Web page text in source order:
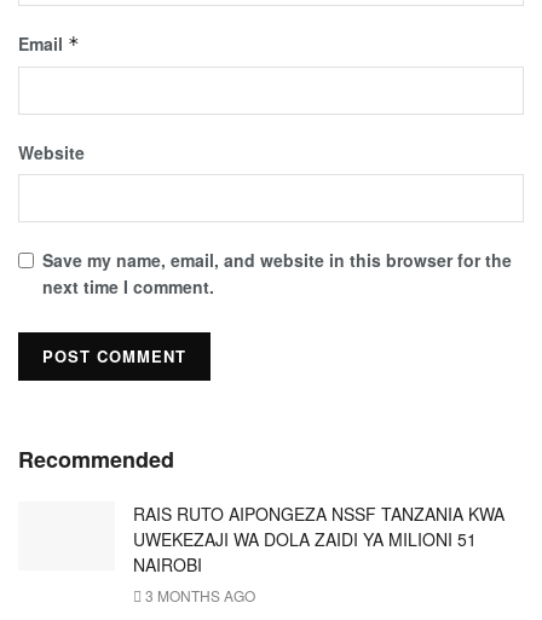
Email *
Website
Save my name, email, and website in this browser for the
next time I comment.
Recommended
RAIS RUTO AIPONGEZA NSSF TANZANIA KWA
UWEKEZAJI WA DOLA ZAIDI YA MILIONI 51
NAIROBI
3 MONTHS AGO